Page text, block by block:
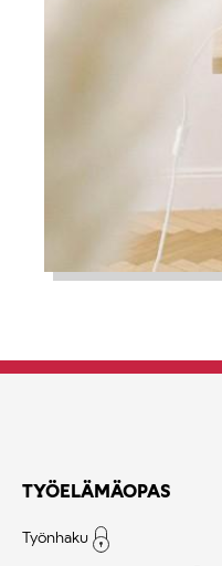
TYÖELÄMÄOPAS
Työnhaku